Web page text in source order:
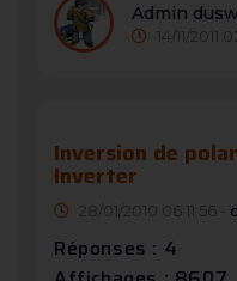
Admin
14/11/2011
Inversion de
Inverter
28/01/2010 06:11:56 -
Réponses : 4